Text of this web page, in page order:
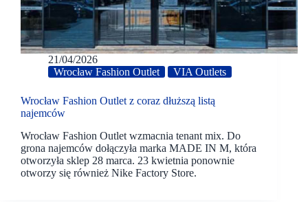
21/04/2026
Wrocław Fashion Outlet
VIA Outlets
Wrocław Fashion Outlet z coraz dłuższą listą
najemców
Wrocław Fashion Outlet wzmacnia tenant mix. Do
grona najemców dołączyła marka MADE IN M, która
otworzyła sklep 28 marca. 23 kwietnia ponownie
otworzy się również Nike Factory Store.